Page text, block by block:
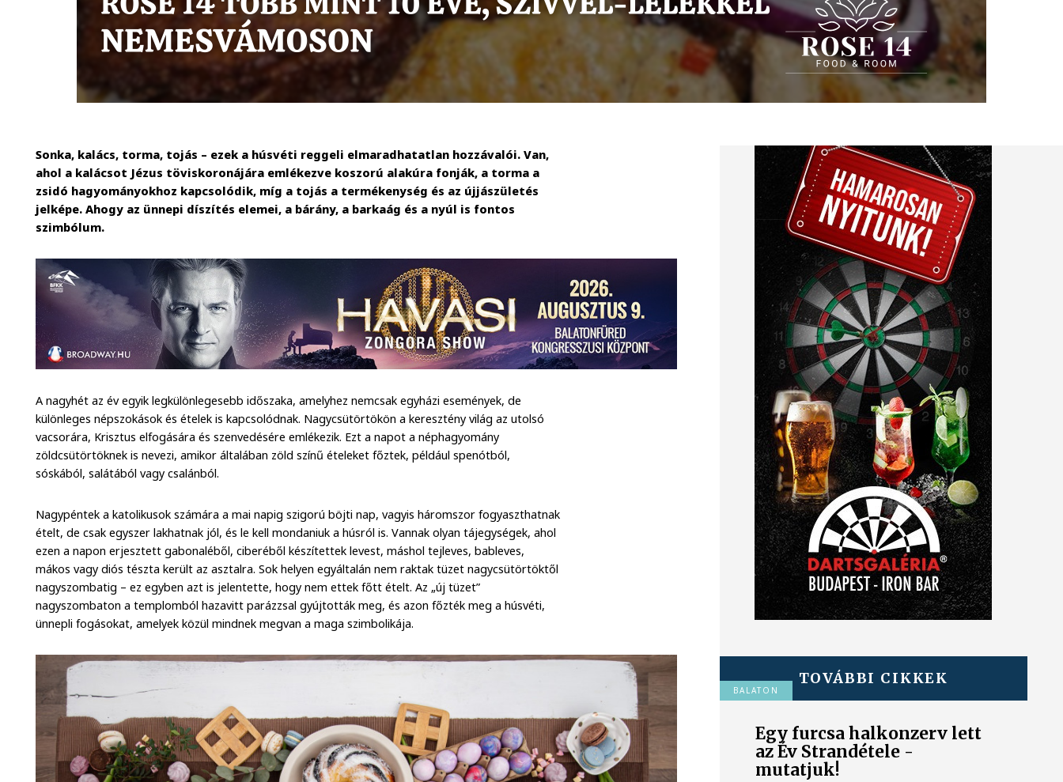
Sonka, kalács, torma, tojás – ezek a húsvéti reggeli elmaradhatatlan hozzávalói. Van,
ahol a kalácsot Jézus töviskoronájára emlékezve koszorú alakúra fonják, a torma a
zsidó hagyományokhoz kapcsolódik, míg a tojás a termékenység és az újjászületés
jelképe. Ahogy az ünnepi díszítés elemei, a bárány, a barkaág és a nyúl is fontos
szimbólum.
A nagyhét az év egyik legkülönlegesebb időszaka, amelyhez nemcsak egyházi események, de
különleges népszokások és ételek is kapcsolódnak. Nagycsütörtökön a keresztény világ az utolsó
vacsorára, Krisztus elfogására és szenvedésére emlékezik. Ezt a napot a néphagyomány
zöldcsütörtöknek is nevezi, amikor általában zöld színű ételeket főztek, például spenótból,
sóskából, salátából vagy csalánból.
Nagypéntek a katolikusok számára a mai napig szigorú böjti nap, vagyis háromszor fogyaszthatnak
ételt, de csak egyszer lakhatnak jól, és le kell mondaniuk a húsról is. Vannak olyan tájegységek, ahol
ezen a napon erjesztett gabonaléből, ciberéből készítettek levest, máshol tejleves, bableves,
mákos vagy diós tészta került az asztalra. Sok helyen egyáltalán nem raktak tüzet nagycsütörtöktől
nagyszombatig – ez egyben azt is jelentette, hogy nem ettek főtt ételt. Az „új tüzet”
nagyszombaton a templomból hazavitt parázzsal gyújtották meg, és azon főzték meg a húsvéti,
ünnepli fogásokat, amelyek közül mindnek megvan a maga szimbolikája.
TOVÁBBI CIKKEK
BALATON
Egy furcsa halkonzerv lett
az Év Strandétele -
mutatjuk!